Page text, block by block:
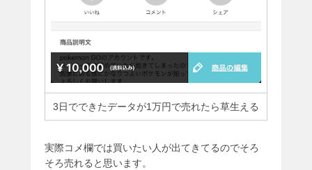
3日でできたデータが1万円で売れたら草生える
実際コメ欄では買いたい人が出てきてるのでそろ
そろ売れると思います。